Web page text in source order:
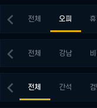
 전체 오피
 전체 강남
 전체 간석